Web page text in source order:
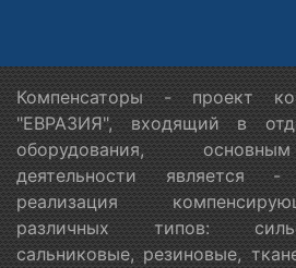
Компенсаторы - проект
"ЕВРАЗИЯ", входящий в
оборудования,
деятельности является
реализация
различных типов:
сальниковые, резиновые,